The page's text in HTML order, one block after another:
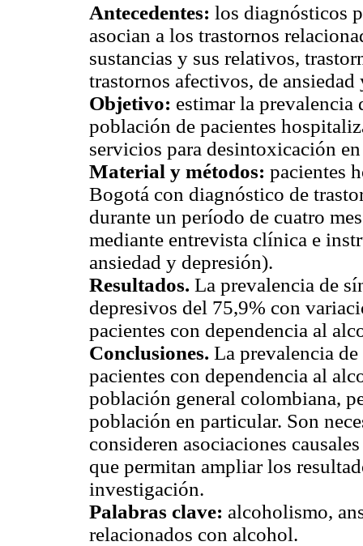
Antecedentes: los diagnósticos
asocian a los trastornos
sustancias y sus relativos,
trastornos afectivos, de ansiedad
Objetivo: estimar la prevalencia
población de pacientes
servicios para desintoxicación
Material y métodos: pacientes
Bogotá con diagnóstico de
durante un período de cuatro
mediante entrevista clínica e
ansiedad y depresión).
Resultados. La prevalencia de
depresivos del 75,9% con
pacientes con dependencia al
Conclusiones. La prevalencia
pacientes con dependencia al
población general colombiana,
población en particular. Son
consideren asociaciones
que permitan ampliar los
investigación.
Palabras clave: alcoholismo,
relacionados con alcohol.